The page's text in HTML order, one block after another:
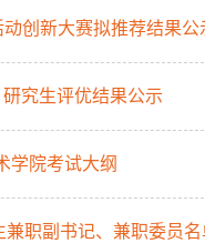
创新大赛拟推荐结果公
究生评优结果公示
学院考试大纲
职副书记、兼职委员